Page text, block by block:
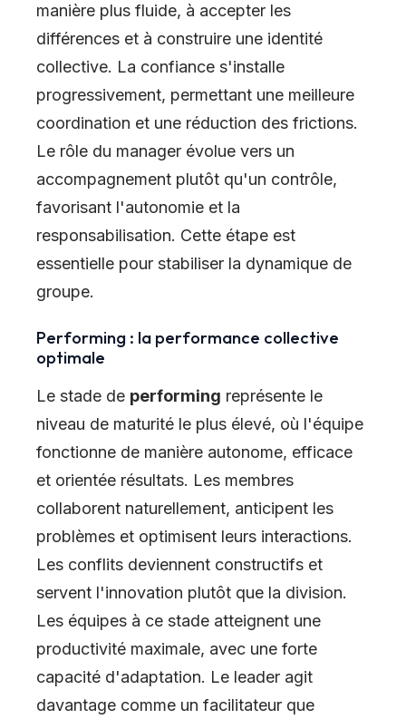
manière plus fluide, à accepter les
différences et à construire une identité
collective. La confiance s'installe
progressivement, permettant une meilleure
coordination et une réduction des frictions.
Le rôle du manager évolue vers un
accompagnement plutôt qu'un contrôle,
favorisant l'autonomie et la
responsabilisation. Cette étape est
essentielle pour stabiliser la dynamique de
groupe.
Performing : la performance collective
optimale
Le stade de performing représente le
niveau de maturité le plus élevé, où l'équipe
fonctionne de manière autonome, efficace
et orientée résultats. Les membres
collaborent naturellement, anticipent les
problèmes et optimisent leurs interactions.
Les conflits deviennent constructifs et
servent l'innovation plutôt que la division.
Les équipes à ce stade atteignent une
productivité maximale, avec une forte
capacité d'adaptation. Le leader agit
davantage comme un facilitateur que